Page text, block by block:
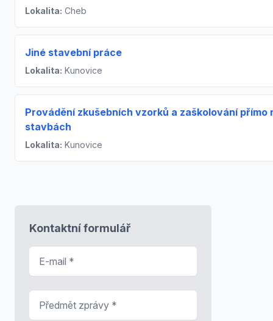
Lokalita: Cheb
Jiné stavební práce
Lokalita: Kunovice
Provádění zkušebních vzorků a zaškolování přímo
stavbách
Lokalita: Kunovice
Kontaktní formulář